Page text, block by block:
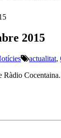
2015
actualitat,